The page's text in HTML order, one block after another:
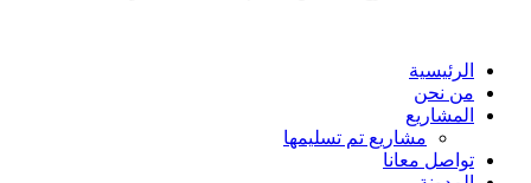
الرئيسية
من نحن
المشاريع
مشاريع تم تسليمها
تواصل معانا